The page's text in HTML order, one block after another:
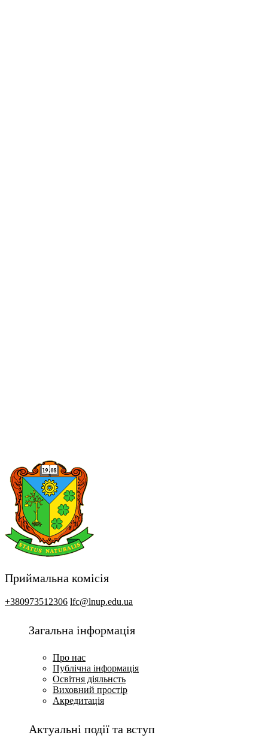
Приймальна комісія
+380973512306 lfc@lnup.edu.ua
Загальна інформація
Про нас
Публічна інформація
Освітня діяльнсть
Виховний простір
Акредитація
Актуальні події та вступ